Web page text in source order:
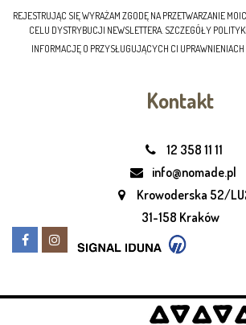
REJESTRUJĄC SIĘ WYRAŻAM ZGODĘ NA PRZETWARZANIE
CELU DYSTRYBUCJI NEWSLETTERA. SZCZEGÓŁY
INFORMACJĘ O PRZYSŁUGUJĄCYCH CI
Kontakt
12 358 11 11
info@nomade.pl
Krowoderska 52/
31-158 Kraków